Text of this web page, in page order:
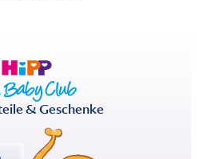
& Geschenke